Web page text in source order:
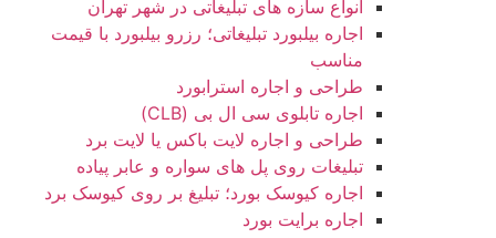
انواع سازه‌ های تبلیغاتی در شهر تهران
اجاره بیلبورد تبلیغاتی؛ رزرو بیلبورد با قیمت
مناسب
طراحی و اجاره استرابورد
اجاره تابلوی سی ال بی (CLB)
طراحی و اجاره لایت باکس یا لایت برد
تبلیغات روی پل های سواره و عابر پیاده
اجاره کیوسک بورد؛ تبلیغ بر روی کیوسک برد
اجاره برایت بورد